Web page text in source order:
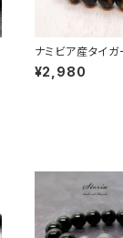
ナミビア産タイガ
8mm珠ブレスレッ
¥2,980